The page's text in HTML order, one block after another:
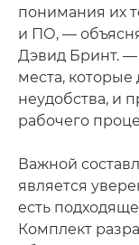
понимания их
и ПО, —
Дэвид Бринт.
места,
неудобства, и
рабочего
Важной
является
есть
Комплект